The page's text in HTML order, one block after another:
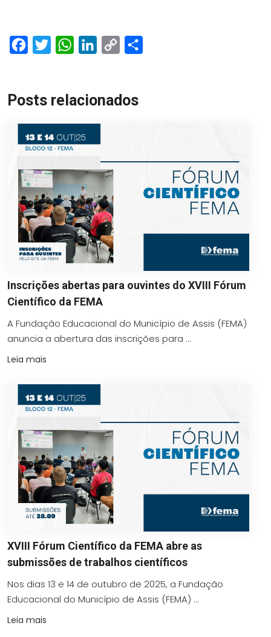
FacebookTwitterWhatsAppLinkedIn
Copy
Posts relacionados
Inscrições abertas para ouvintes do XVIII Fórum
Científico da FEMA
A Fundação Educacional do Município de Assis (FEMA)
anuncia a abertura das inscrições para ...
Leia mais
XVIII Fórum Científico da FEMA abre as
submissões de trabalhos científicos
Nos dias 13 e 14 de outubro de 2025, a Fundação
Educacional do Município de Assis (FEMA) ...
Leia mais